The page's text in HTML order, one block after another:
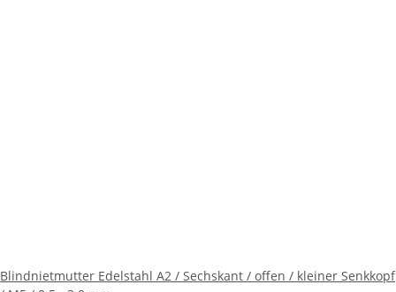
Blindnietmutter Edelstahl A2 / Sechskant / offen / kleiner Senkkopf